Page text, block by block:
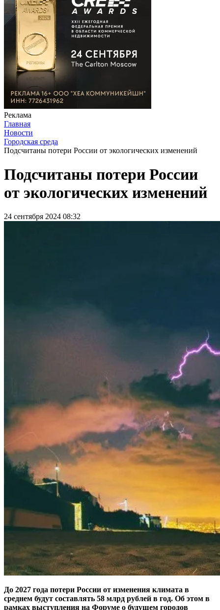
Реклама
Главная
Новости
Городская среда
Подсчитаны потери России от экологических изменений
Подсчитаны потери России
от экологических изменений
24 сентября 2024 08:32
До 2027 года потери России от изменения климата в
среднем будут составлять 58 млрд рублей в год. Об этом в
рамках выступления на Форуме о будущем городов